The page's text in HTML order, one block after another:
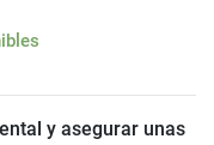
y asegurar unas